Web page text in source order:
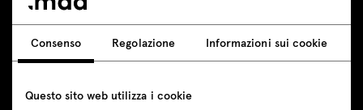
Prodotti
Consenso Regolazione Informazioni sui cookie
Questo sito web utilizza i cookie